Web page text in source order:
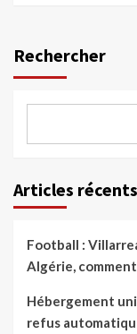
Rechercher
Articles récents
Football :
Algérie, comment
Hébergement
refus